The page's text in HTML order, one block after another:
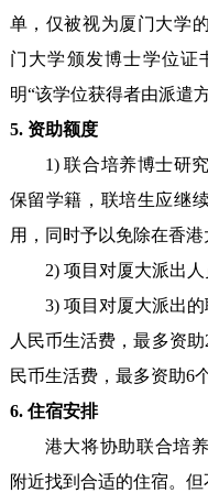
单，仅被视为厦门大学
门大学颁发博士学位证
明“该学位获得者由派遣
5. 资助额度
1) 联合培养博士研
保留学籍，联培生应继
用，同时予以免除在香港
2) 项目对厦大派出
3) 项目对厦大派出
人民币生活费，最多资
民币生活费，最多资助6
6. 住宿安排
港大将协助联合培
附近找到合适的住宿。但